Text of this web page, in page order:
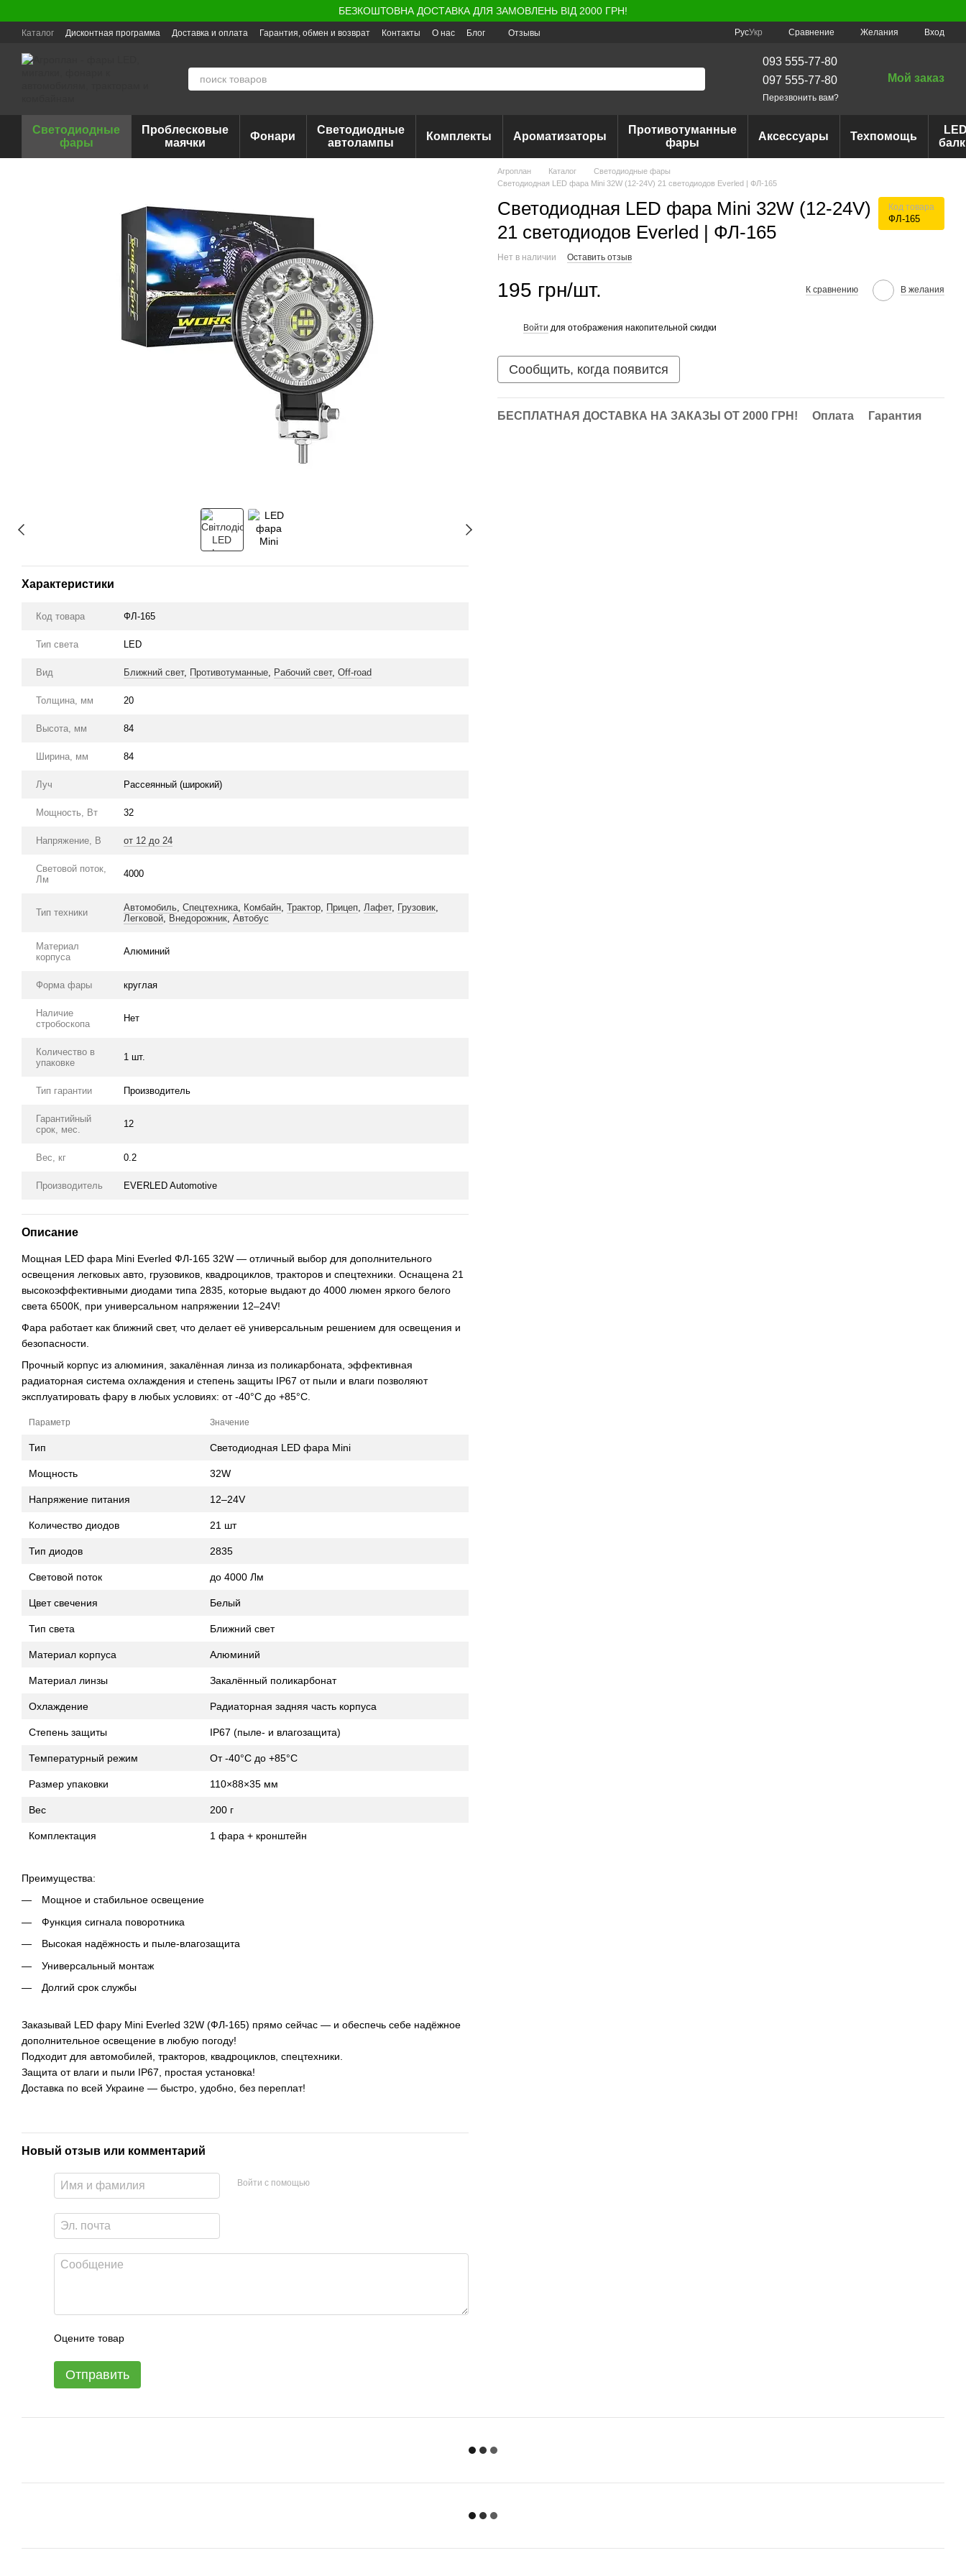
БЕЗКОШТОВНА ДОСТАВКА ДЛЯ ЗАМОВЛЕНЬ ВІД 2000 ГРН!
Каталог Дисконтная программа Доставка и оплата Гарантия, обмен и возврат Контакты О нас Блог Отзывы РусУкр Сравнение Желания Вход
093 555-77-80
097 555-77-80
Перезвонить вам?
Мой заказ
Светодиодные
фары
Проблесковые
маячки
Фонари
Светодиодные
автолампы
Комплекты Ароматизаторы
Противотуманные
фары
Аксессуары Техпомощь
Характеристики
Код товара ФЛ-165
Тип света LED
Вид Ближний свет, Противотуманные Рабочий свет, Off-road
Толщина, мм 20
Высота, мм 84
Ширина, мм 84
Луч Рассеянный (широкий)
Мощность, Вт 32
Напряжение, В от 12 до 24
Световой поток,
Лм
4000
Тип техники Автомобиль Спецтехника Комбайн Трактор Прицеп Лафет, Грузовик
Легковой Внедорожник Автобус
Материал
корпуса
Алюминий
Форма фары круглая
Наличие
стробоскопа
Нет
Количество в
упаковке
1 шт.
Тип гарантии Производитель
Гарантийный
срок, мес.
12
Вес, кг 0.2
Производитель EVERLED Automotive
Описание
Мощная LED фара Mini Everled ФЛ-165 32W — отличный выбор для дополнительного
освещения легковых авто, грузовиков, квадроциклов, тракторов и спецтехники. Оснащена 21
высокоэффективными диодами типа 2835, которые выдают до 4000 люмен яркого белого
света 6500К, при универсальном напряжении 12–24V!
Фара работает как ближний свет, что делает её универсальным решением для освещения и
безопасности.
Прочный корпус из алюминия, закалённая линза из поликарбоната, эффективная
радиаторная система охлаждения и степень защиты IP67 от пыли и влаги позволяют
эксплуатировать фару в любых условиях: от -40°C до +85°C.
Параметр Значение
Тип Светодиодная LED фара Mini
Мощность 32W
Напряжение питания 12–24V
Количество диодов 21 шт
Тип диодов 2835
Световой поток до 4000 Лм
Цвет свечения Белый
Тип света Ближний свет
Материал корпуса Алюминий
Материал линзы Закалённый поликарбонат
Охлаждение Радиаторная задняя часть корпуса
Степень защиты IP67 (пыле- и влагозащита)
Температурный режим От -40°C до +85°C
Размер упаковки 110×88×35 мм
Вес 200 г
Комплектация 1 фара + кронштейн
Преимущества:
Мощное и стабильное освещение
Функция сигнала поворотника
Высокая надёжность и пыле-влагозащита
Универсальный монтаж
Долгий срок службы
Заказывай LED фару Mini Everled 32W (ФЛ-165) прямо сейчас — и обеспечь себе надёжное
дополнительное освещение в любую погоду!
Подходит для автомобилей, тракторов, квадроциклов, спецтехники.
Защита от влаги и пыли IP67, простая установка!
Доставка по всей Украине — быстро, удобно, без переплат!
Новый отзыв или комментарий
Войти с помощью
Оцените товар
Отправить
Агроплан Каталог
Светодиодные фары
Светодиодная LED фара Mini 32W (12-24V) 21 светодиодов Everled | ФЛ-165
Светодиодная LED фара Mini 32W (12-24V)
21 светодиодов Everled | ФЛ-165
Код товара
ФЛ-165
Нет в наличии Оставить отзыв
195 грн/шт. К сравнению В желания
Войти для отображения накопительной скидки
Сообщить, когда появится
БЕСПЛАТНАЯ ДОСТАВКА НА ЗАКАЗЫ ОТ 2000 ГРН! Оплата Гарантия